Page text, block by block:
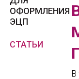
ОФОРМЛЕНИЯ
ЭЦП
СТАТЬИ
В